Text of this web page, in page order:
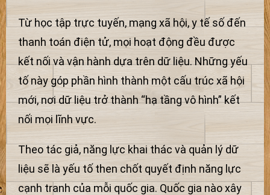
Từ học tập trực tuyến, mạng xã hội, y tế số đến
thanh toán điện tử, mọi hoạt động đều được
kết nối và vận hành dựa trên dữ liệu. Những yếu
tố này góp phần hình thành một cấu trúc xã hội
mới, nơi dữ liệu trở thành “hạ tầng vô hình” kết
nối mọi lĩnh vực.
Theo tác giả, năng lực khai thác và quản lý dữ
liệu sẽ là yếu tố then chốt quyết định năng lực
cạnh tranh của mỗi quốc gia. Quốc gia nào xây